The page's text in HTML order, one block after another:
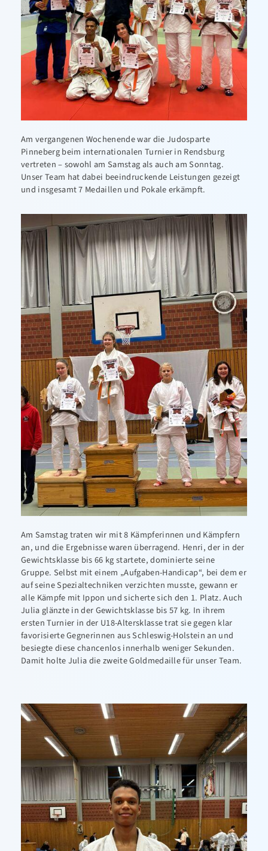
Am vergangenen Wochenende war die Judosparte
Pinneberg beim internationalen Turnier in Rendsburg
vertreten – sowohl am Samstag als auch am Sonntag.
Unser Team hat dabei beeindruckende Leistungen gezeigt
und insgesamt 7 Medaillen und Pokale erkämpft.
Am Samstag traten wir mit 8 Kämpferinnen und Kämpfern
an, und die Ergebnisse waren überragend. Henri, der in der
Gewichtsklasse bis 66 kg startete, dominierte seine
Gruppe. Selbst mit einem „Aufgaben-Handicap“, bei dem er
auf seine Spezialtechniken verzichten musste, gewann er
alle Kämpfe mit Ippon und sicherte sich den 1. Platz. Auch
Julia glänzte in der Gewichtsklasse bis 57 kg. In ihrem
ersten Turnier in der U18-Altersklasse trat sie gegen klar
favorisierte Gegnerinnen aus Schleswig-Holstein an und
besiegte diese chancenlos innerhalb weniger Sekunden.
Damit holte Julia die zweite Goldmedaille für unser Team.